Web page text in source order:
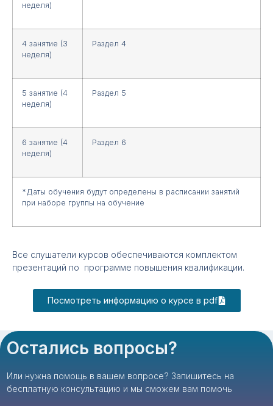
неделя)
4 занятие (3
неделя)
Раздел 4
5 занятие (4
неделя)
Раздел 5
6 занятие (4
неделя)
Раздел 6
*Даты обучения будут определены в расписании занятий
при наборе группы на обучение
Все слушатели курсов обеспечиваются комплектом
презентаций по программе повышения квалификации.
Посмотреть информацию о курсе в pdf
Остались вопросы?
Или нужна помощь в вашем вопросе? Запишитесь на
бесплатную консультацию и мы сможем вам помочь